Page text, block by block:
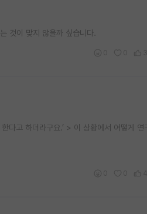
것이 맞지 않을까 싶습니다.
다고 하더라구요.’ > 이 상황에서 어떻게 연